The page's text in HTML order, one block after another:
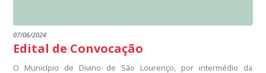
07/06/2024
Edital de Convocação
O Município de Divino de São Lourenço, por intermédio da